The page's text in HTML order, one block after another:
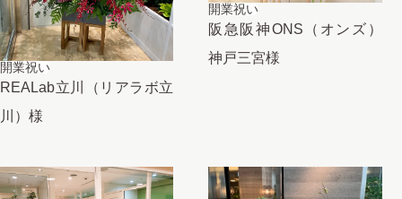
開業祝い
REALab立川（リアラボ立
川）様
開業祝い
阪急阪神ONS（オンズ）
神戸三宮様